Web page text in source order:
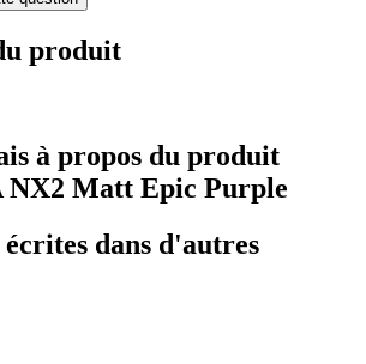
produit
à propos du produit
Matt Epic Purple
dans d'autres